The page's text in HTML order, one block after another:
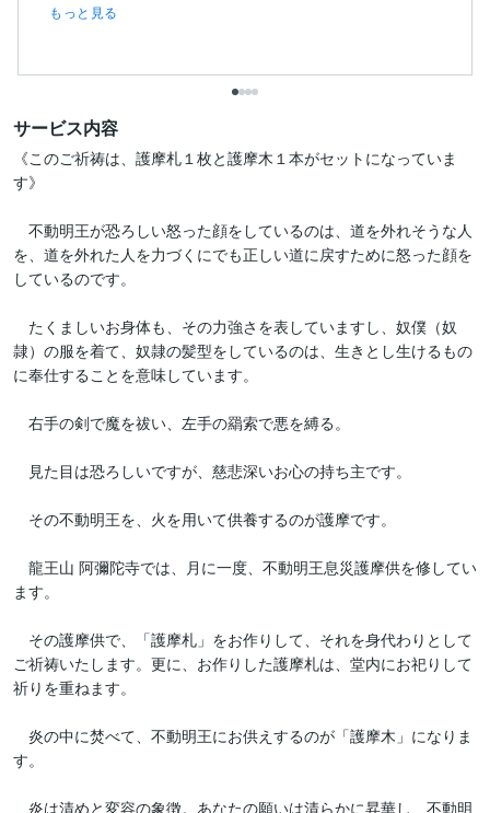
もっと見る
サービス内容
《このご祈祷は、護摩札１枚と護摩木１本がセットになっていま
す》
不動明王が恐ろしい怒った顔をしているのは、道を外れそうな人
を、道を外れた人を力づくにでも正しい道に戻すために怒った顔を
しているのです。
たくましいお身体も、その力強さを表していますし、奴僕（奴
隷）の服を着て、奴隷の髪型をしているのは、生きとし生けるもの
に奉仕することを意味しています。
右手の剣で魔を祓い、左手の羂索で悪を縛る。
見た目は恐ろしいですが、慈悲深いお心の持ち主です。
その不動明王を、火を用いて供養するのが護摩です。
龍王山 阿彌陀寺では、月に一度、不動明王息災護摩供を修してい
ます。
その護摩供で、「護摩札」をお作りして、それを身代わりとして
ご祈祷いたします。更に、お作りした護摩札は、堂内にお祀りして
祈りを重ねます。
炎の中に焚べて、不動明王にお供えするのが「護摩木」になりま
す。
炎は清めと変容の象徴。あなたの願いは清らかに昇華し、不動明